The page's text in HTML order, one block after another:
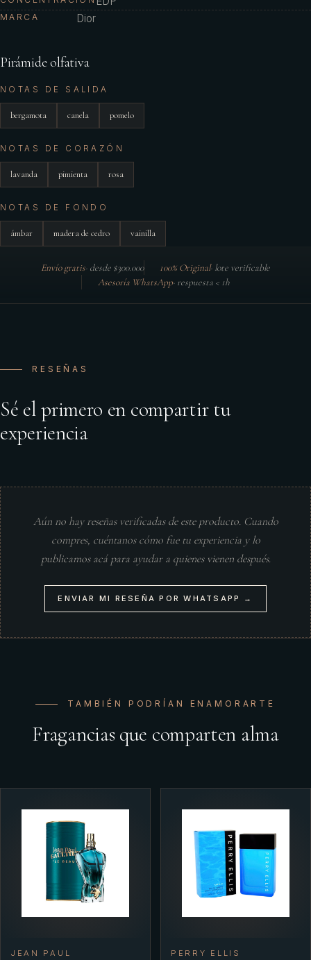
MARCA Dior
Pirámide olfativa
NOTAS DE SALIDA
bergamota canela pomelo
NOTAS DE CORAZÓN
lavanda pimienta rosa
NOTAS DE FONDO
ámbar madera de cedro vainilla
Envío gratis· desde $300.000 100% Original· lote verificable
Asesoría WhatsApp· respuesta < 1h
RESEÑAS
Sé el primero en compartir tu
experiencia
Aún no hay reseñas verificadas de este producto. Cuando
compres, cuéntanos cómo fue tu experiencia y lo
publicamos acá para ayudar a quienes vienen después.
ENVIAR MI RESEÑA POR WHATSAPP →
TAMBIÉN PODRÍAN ENAMORARTE
Fragancias que comparten alma
JEAN PAUL PERRY ELLIS